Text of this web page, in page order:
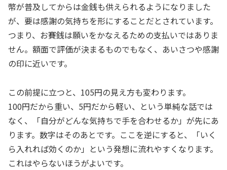
幣が普及してからは金銭も供えられるようになりました
が、要は感謝の気持ちを形にすることだとされています。
つまり、お賽銭は願いをかなえるための支払いではありま
せん。額面で評価が決まるものでもなく、あいさつや感謝
の印に近いです。
この前提に立つと、105円の見え方も変わります。
100円だから重い、5円だから軽い、という単純な話では
なく、「自分がどんな気持ちで手を合わせるか」が先にあ
ります。数字はそのあとです。ここを逆にすると、「いく
ら入れれば効くのか」という発想に流れやすくなります。
これはやらないほうがよいです。